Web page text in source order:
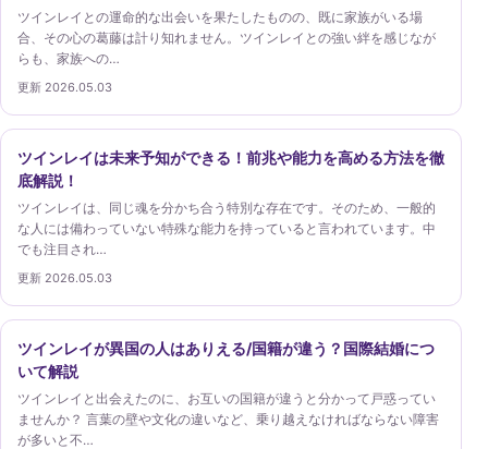
ツインレイとの運命的な出会いを果たしたものの、既に家族がいる場
合、その心の葛藤は計り知れません。ツインレイとの強い絆を感じなが
らも、家族への…
更新 2026.05.03
ツインレイは未来予知ができる！前兆や能力を高める方法を徹
底解説！
ツインレイは、同じ魂を分かち合う特別な存在です。そのため、一般的
な人には備わっていない特殊な能力を持っていると言われています。中
でも注目され…
更新 2026.05.03
ツインレイが異国の人はありえる/国籍が違う？国際結婚につ
いて解説
ツインレイと出会えたのに、お互いの国籍が違うと分かって戸惑ってい
ませんか？ 言葉の壁や文化の違いなど、乗り越えなければならない障害
が多いと不…